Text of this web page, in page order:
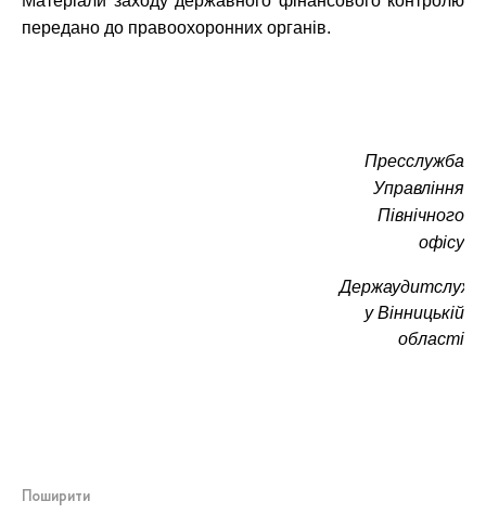
передано до правоохоронних органів.
Пресслужба
Управління
Північного
офісу
у Вінницькій
області
Поширити